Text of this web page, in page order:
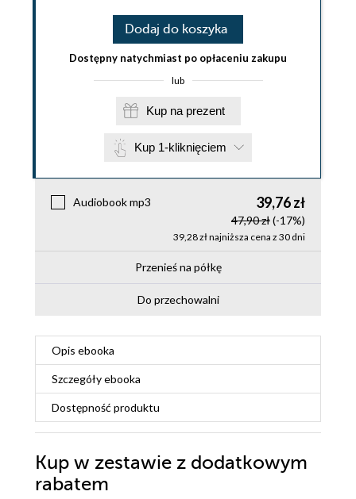
Dodaj do koszyka
Dostępny natychmiast po opłaceniu zakupu
lub
Kup na prezent
Kup 1-kliknięciem
Audiobook mp3 39,76 zł
47,90 zł(-17%)
39,28 zł najniższa cena z 30 dni
Przenieś na półkę
Do przechowalni
Opis ebooka
Szczegółyebooka
Dostępność produktu
Kup w zestawie z dodatkowym
rabatem